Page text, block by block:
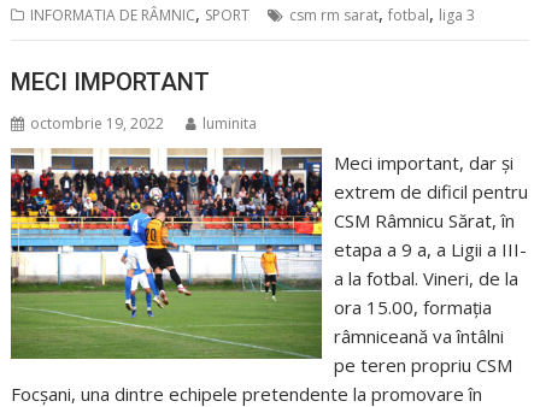
INFORMATIA DE RÂMNIC, SPORT csm rm sarat,fotbal, liga 3
MECI IMPORTANT
octombrie 19, 2022 luminita
Meci important, dar și
extrem de dificil pentru
CSM Râmnicu Sărat, în
etapa a 9 a, a Ligii a III-
a la fotbal. Vineri, de la
ora 15.00, formația
râmniceană va întâlni
pe teren propriu CSM
Focșani, una dintre echipele pretendente la promovare în